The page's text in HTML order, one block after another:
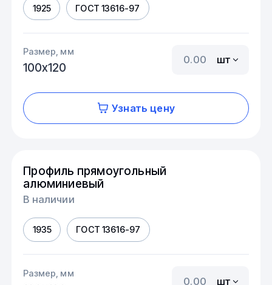
1925 ГОСТ 13616-97
Размер, мм
100х120
шт
Узнать цену
Профиль прямоугольный
алюминиевый
В наличии
1935 ГОСТ 13616-97
Размер, мм
шт